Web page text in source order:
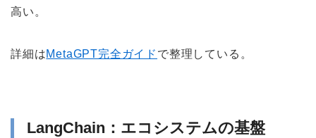
高い。
詳細はMetaGPT完全ガイド で整理している。
LangChain：エコシステムの基盤